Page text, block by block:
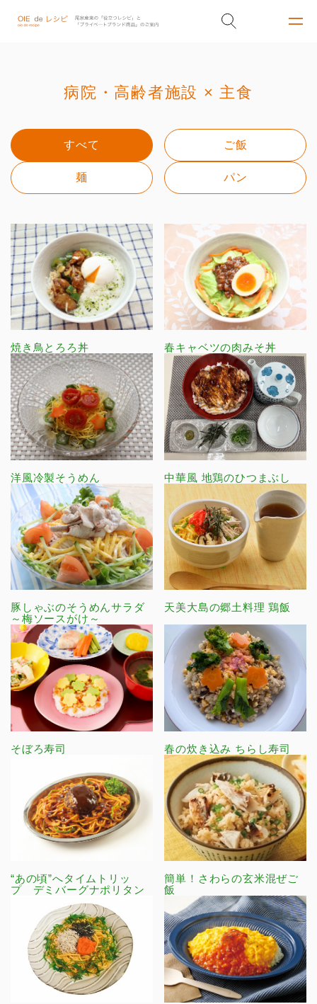
病院・高齢者施設 × 主食
すべて ご飯
麺 パン
焼き鳥とろろ丼 春キャベツの肉みそ丼
洋風冷製そうめん 中華風 地鶏のひつまぶし
豚しゃぶのそうめんサラダ
～梅ソースがけ～
天美大島の郷土料理 鶏飯
そぼろ寿司 春の炊き込み ちらし寿司
“あの頃”へタイムトリッ
プ デミバーグナポリタン
簡単！さわらの玄米混ぜご
飯